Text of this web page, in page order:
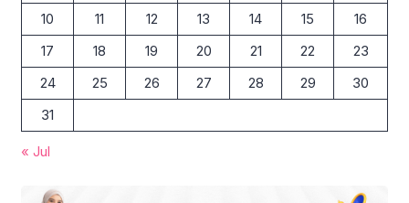
10
11 12 13 14 15
16
17
18 19 20 21 22
23
24
25 26 27 28 29
30
31
« Jul